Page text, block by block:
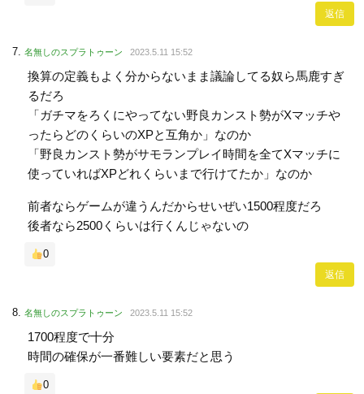
返信
名無しのスプラトゥーン 2023.5.11 15:52
換算の定義もよく分からないまま議論してる奴ら馬鹿すぎ
るだろ
「ガチマをろくにやってない野良カンスト勢がXマッチや
ったらどのくらいのXPと互角か」なのか
「野良カンスト勢がサモランプレイ時間を全てXマッチに
使っていればXPどれくらいまで行けてたか」なのか
前者ならゲームが違うんだからせいぜい1500程度だろ
後者なら2500くらいは行くんじゃないの
0
返信
名無しのスプラトゥーン 2023.5.11 15:52
1700程度で十分
時間の確保が一番難しい要素だと思う
0